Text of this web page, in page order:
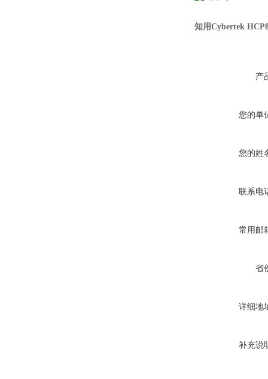
知用Cybertek
产
您的单
您的姓
联系电
常用邮
省
详细地
补充说